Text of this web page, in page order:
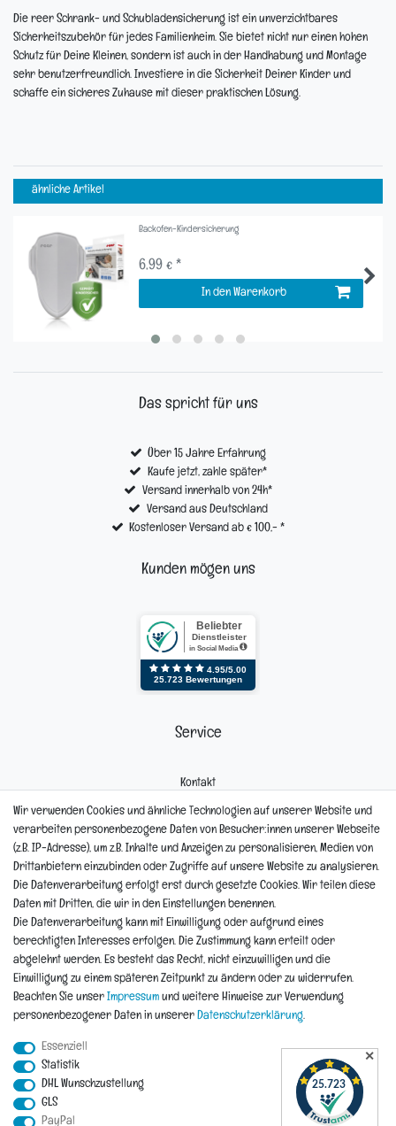
Die reer Schrank- und Schubladensicherung ist ein unverzichtbares
Sicherheitszubehör für jedes Familienheim. Sie bietet nicht nur einen hohen
Schutz für Deine Kleinen, sondern ist auch in der Handhabung und Montage
sehr benutzerfreundlich. Investiere in die Sicherheit Deiner Kinder und
schaffe ein sicheres Zuhause mit dieser praktischen Lösung.
ähnliche Artikel
Backofen-Kindersicherung
6,99 € *
In den Warenkorb
Das spricht für uns
Über 15 Jahre Erfahrung
Kaufe jetzt, zahle später*
Versand innerhalb von 24h*
Versand aus Deutschland
Kostenloser Versand ab € 100,- *
Kunden mögen uns
Service
Kontakt
Reklamation
Informationen
Hinweis zur Entsorgung von Altbaterien
*Teil-Widerruf
Impressum Daten­schutz­erklärung Widerrufs­recht
Wir verwenden Cookies und ähnliche Technologien auf unserer Website und
verarbeiten personenbezogene Daten von Besucher:innen unserer Webseite
(z.B. IP-Adresse), um z.B. Inhalte und Anzeigen zu personalisieren, Medien von
Drittanbietern einzubinden oder Zugriffe auf unsere Website zu analysieren.
Die Datenverarbeitung erfolgt erst durch gesetzte Cookies. Wir teilen diese
Daten mit Dritten, die wir in den Einstellungen benennen.
Die Datenverarbeitung kann mit Einwilligung oder aufgrund eines
berechtigten Interesses erfolgen. Die Zustimmung kann erteilt oder
abgelehnt werden. Es besteht das Recht, nicht einzuwilligen und die
Einwilligung zu einem späteren Zeitpunkt zu ändern oder zu widerrufen.
Beachten Sie unser Impressum und weitere Hinweise zur Verwendung
personenbezogener Daten in unserer Daten­schutz­erklärung.
Essenziell
Statistik
DHL Wunschzustellung
GLS
PayPal
✕